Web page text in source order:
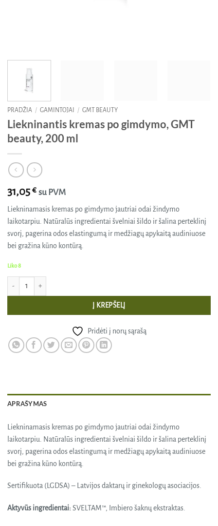
PRADŽIA / GAMINTOJAI / GMT BEAUTY
Liekninantis kremas po gimdymo, GMT
beauty, 200 ml
31,05 € su PVM
Liekninamasis kremas po gimdymo jautriai odai žindymo
laikotarpiu. Natūralūs ingredientai švelniai šildo ir šalina perteklinį
svorį, pagerina odos elastingumą ir medžiagų apykaitą audiniuose
bei gražina kūno kontūrą.
Liko 8
Į KREPŠELĮ
Pridėti į norų sąrašą
APRAŠYMAS
Liekninamasis kremas po gimdymo jautriai odai žindymo
laikotarpiu. Natūralūs ingredientai švelniai šildo ir šalina perteklinį
svorį, pagerina odos elastingumą ir medžiagų apykaitą audiniuose
bei gražina kūno kontūrą.
Sertifikuota (LGDSA) – Latvijos daktarų ir ginekologų asociacijos.
Aktyvūs ingredientai: SVELTAM™, Imbiero šaknų ekstraktas.